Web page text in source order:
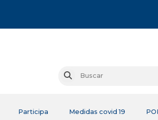
Buscar
Participa Medidas covid 19